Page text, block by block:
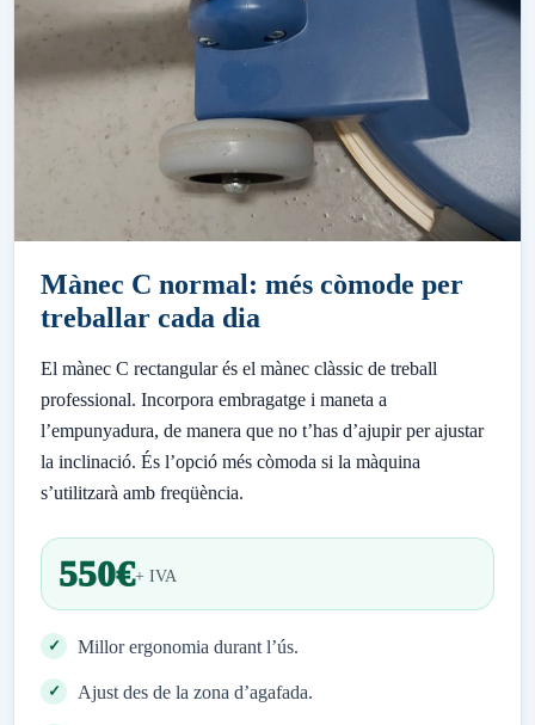
Mànec C normal: més còmode per
treballar cada dia
El mànec C rectangular és el mànec clàssic de treball
professional. Incorpora embragatge i maneta a
l’empunyadura, de manera que no t’has d’ajupir per ajustar
la inclinació. És l’opció més còmoda si la màquina
s’utilitzarà amb freqüència.
550€+ IVA
Millor ergonomia durant l’ús.
Ajust des de la zona d’agafada.